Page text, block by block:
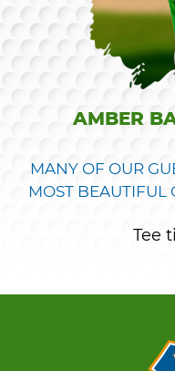
AMBER
MANY OF OUR
MOST BEAUTIFUL
Tee